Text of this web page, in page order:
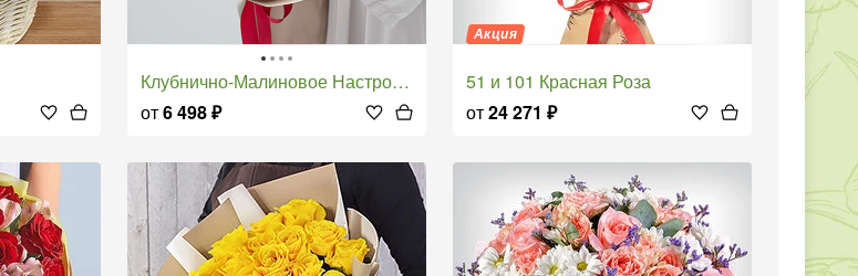
Клубнично-Малиновое Настроение
от6 498₽
Акция
51 и 101 Красная Роза
от24 271 ₽